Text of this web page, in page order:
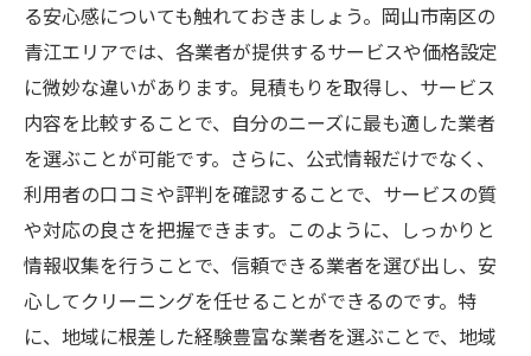
る安心感についても触れておきましょう。岡山市南区の
青江エリアでは、各業者が提供するサービスや価格設定
に微妙な違いがあります。見積もりを取得し、サービス
内容を比較することで、自分のニーズに最も適した業者
を選ぶことが可能です。さらに、公式情報だけでなく、
利用者の口コミや評判を確認することで、サービスの質
や対応の良さを把握できます。このように、しっかりと
情報収集を行うことで、信頼できる業者を選び出し、安
心してクリーニングを任せることができるのです。特
に、地域に根差した経験豊富な業者を選ぶことで、地域